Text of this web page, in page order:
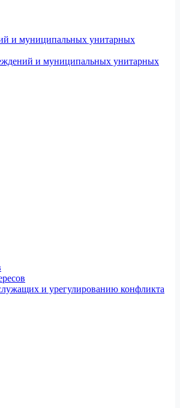
и муниципальных унитарных
и муниципальных унитарных
и урегулированию конфликта